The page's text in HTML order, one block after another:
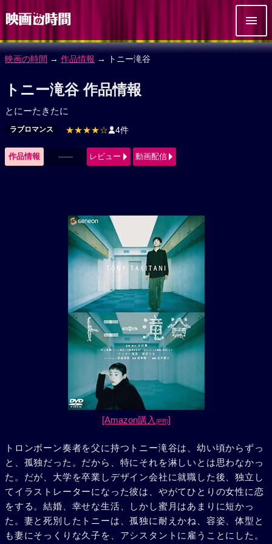
映画の時間 → 作品情報 → トニー滝谷
トニー滝谷 作品情報
とにーたきたに
ラブロマンス ★★★★☆ 4件
作品情報 ------ レビュー 動画配信
[Amazon購入 (PR)]
トロンボーン奏者を父に持つトニー滝谷は、幼い頃からずっ
と、孤独だった。だから、特にそれを淋しいとは思わなかっ
た。だが、大学を卒業しデザイン会社に就職した後、独立し
てイラストレーターになった彼は、やがてひとりの女性に恋
をする。結婚、幸せな生活、しかし蜜月はあまりに短かっ
た。妻と死別したトニーは、孤独に耐えかね、容姿、体型と
も妻にそっくりな久子を、アシスタントに雇うことにした。